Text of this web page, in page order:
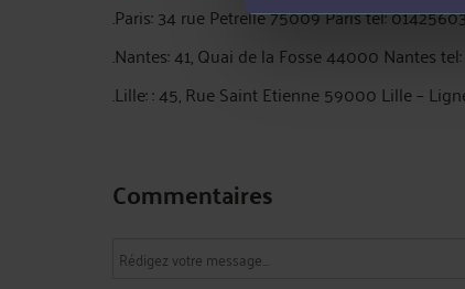
.Paris: 34 rue Petrelle 75009 Paris tel:
.Nantes: 41, Quai de la Fosse 44000 Nantes
.Lille: : 45, Rue Saint Etienne 59000 Lille –
Commentaires